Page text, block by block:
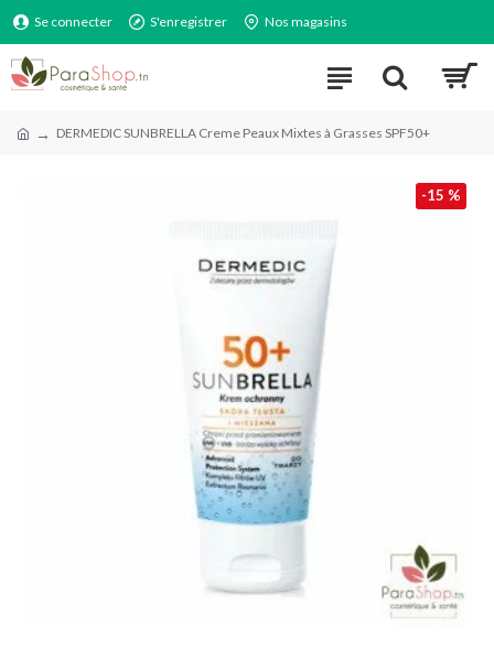
Se connecter S'enregistrer Nos magasins
DERMEDIC SUNBRELLA Creme Peaux Mixtes à Grasses SPF50+
-15 %